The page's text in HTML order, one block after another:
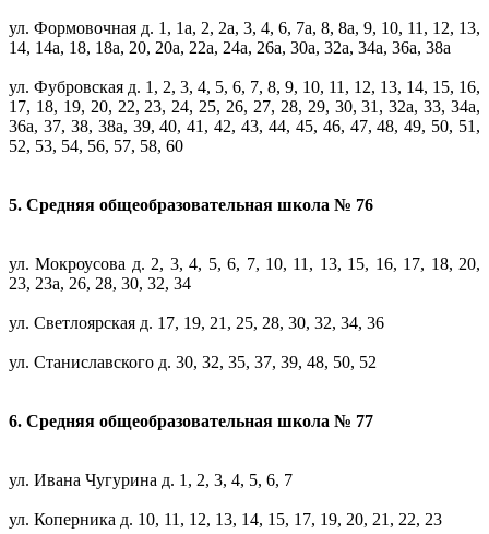
ул. Формовочная д. 1, 1а, 2, 2а, 3, 4, 6, 7а, 8, 8а, 9, 10, 11, 12, 13,
14, 14а, 18, 18а, 20, 20а, 22а, 24а, 26а, 30а, 32а, 34а, 36а, 38а
ул. Фубровская д. 1, 2, 3, 4, 5, 6, 7, 8, 9, 10, 11, 12, 13, 14, 15, 16,
17, 18, 19, 20, 22, 23, 24, 25, 26, 27, 28, 29, 30, 31, 32а, 33, 34а,
36а, 37, 38, 38а, 39, 40, 41, 42, 43, 44, 45, 46, 47, 48, 49, 50, 51,
52, 53, 54, 56, 57, 58, 60
5. Средняя общеобразовательная школа № 76
ул. Мокроусова д. 2, 3, 4, 5, 6, 7, 10, 11, 13, 15, 16, 17, 18, 20,
23, 23а, 26, 28, 30, 32, 34
ул. Светлоярская д. 17, 19, 21, 25, 28, 30, 32, 34, 36
ул. Станиславского д. 30, 32, 35, 37, 39, 48, 50, 52
6. Средняя общеобразовательная школа № 77
ул. Ивана Чугурина д. 1, 2, 3, 4, 5, 6, 7
ул. Коперника д. 10, 11, 12, 13, 14, 15, 17, 19, 20, 21, 22, 23